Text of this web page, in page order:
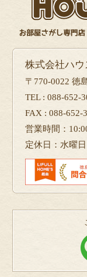
株式会社ハ
〒770-0022 徳
TEL : 088-652-
FAX : 088-652-
営業時間：
定休日：水曜日